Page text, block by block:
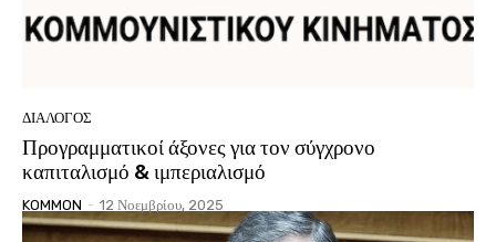
ΔΙΆΛΟΓΟΣ
Προγραμματικοί άξονες για τον σύγχρονο
καπιταλισμό & ιμπεριαλισμό
KOMMON - 12 Νοεμβρίου, 2025